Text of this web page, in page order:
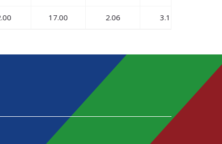
17.00 2.06 3.11